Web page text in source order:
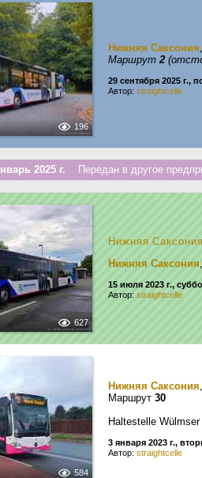
196
Нижняя Саксония,
Маршрут2
29 сентября 2025 г.,
Автор: straightcelle
2025 г. Передан в другое
627
Нижняя Саксония
Нижняя Саксония,
15 июля 2023 г.,
Автор: straightcelle
584
Нижняя Саксония,
Маршрут 30
Haltestelle Wülmser
3 января 2023 г.,
Автор: straightcelle